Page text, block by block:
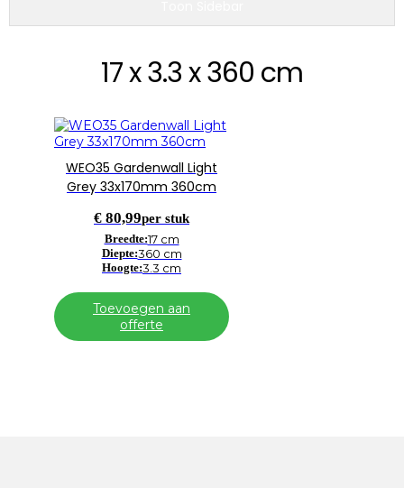
17 x 3.3 x 360 cm
WEO35 Gardenwall Light
Grey 33x170mm 360cm
€ 80,99per stuk
Breedte:17 cm
Diepte:360 cm
Hoogte:3.3 cm
Toevoegen aan
offerte